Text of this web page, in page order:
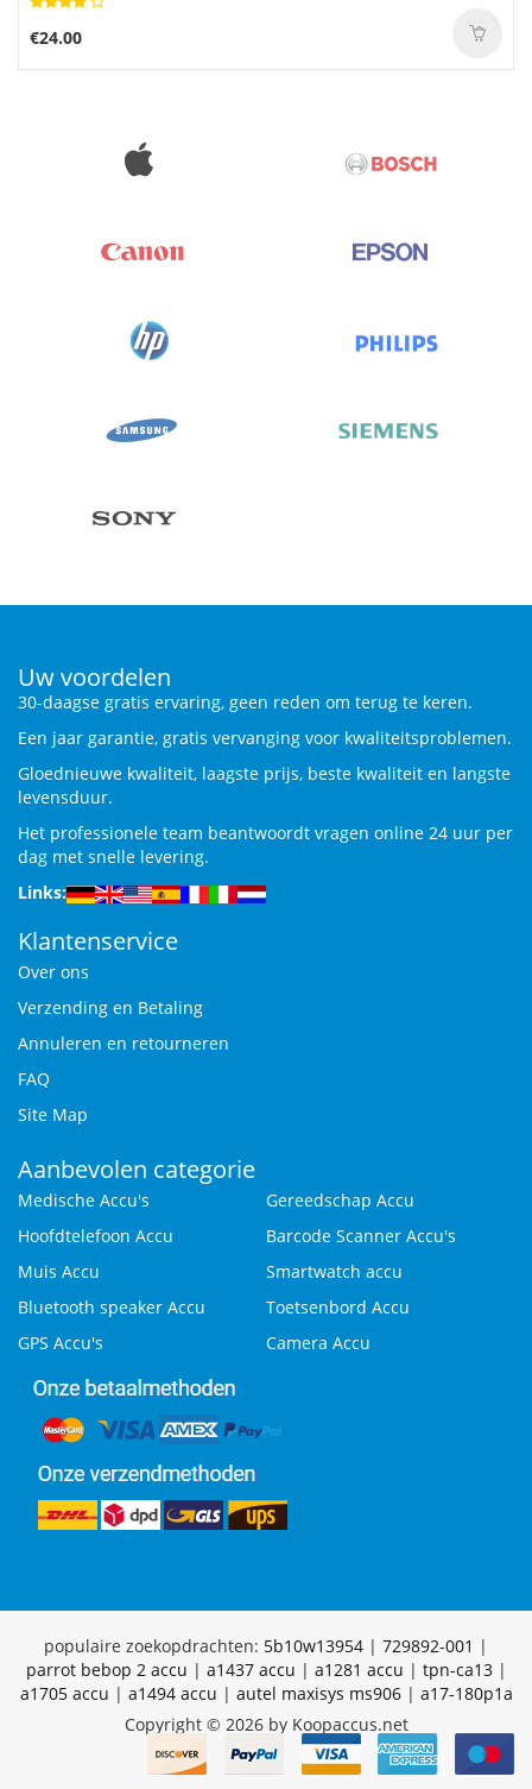
€24.00
Uw voordelen
30-daagse gratis ervaring, geen reden om terug te keren.
Een jaar garantie, gratis vervanging voor kwaliteitsproblemen.
Gloednieuwe kwaliteit, laagste prijs, beste kwaliteit en langste
levensduur.
Het professionele team beantwoordt vragen online 24 uur per
dag met snelle levering.
Links:
Klantenservice
Over ons
Verzending en Betaling
Annuleren en retourneren
FAQ
Site Map
Aanbevolen categorie
Medische Accu's
Gereedschap Accu
Hoofdtelefoon Accu
Barcode Scanner Accu's
Muis Accu
Smartwatch accu
Bluetooth speaker Accu
Toetsenbord Accu
GPS Accu's
Camera Accu
populaire zoekopdrachten: 5b10w13954 | 729892-001 |
parrot bebop 2 accu | a1437 accu | a1281 accu | tpn-ca13|
a1705 accu | a1494 accu | autel maxisys ms906| a17-180p1a
Copyright © 2026 by Koopaccus.net